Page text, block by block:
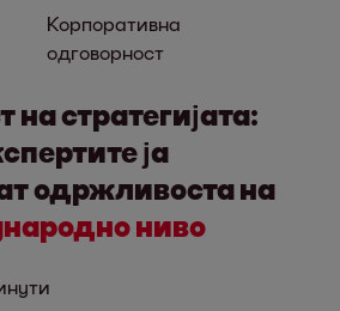
Корпоративна
одговорност
на стратегијата:
ја
одржливоста на
ниво